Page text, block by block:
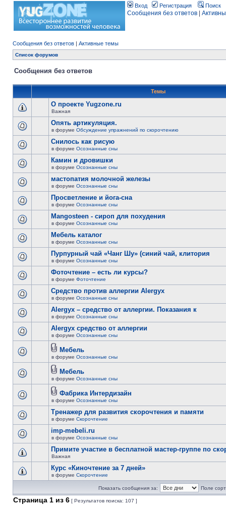
Вход Регистрация Поиск
Сообщения без ответов
Сообщения без ответов | Активные темы
Список форумов
Сообщения без ответов
Темы
О проекте Yugzone.ru
Важная
Опять артикуляция.
в форуме Обсуждение упражнений по скорочтению
Снилось как рисую
в форуме Осознанные сны
Камин и дровишки
в форуме Осознанные сны
мастопатия молочной железы
в форуме Осознанные сны
Просветление и йога-сна
в форуме Осознанные сны
Mangosteen - сироп для похудения
в форуме Осознанные сны
Мебель каталог
в форуме Осознанные сны
Пурпурный чай «Чанг Шу» (синий чай, клитория
в форуме Осознанные сны
Фоточтение – есть ли курсы?
в форуме Фоточтение
Cредство против аллергии Alergyx
в форуме Осознанные сны
Alergyx – средство от аллергии. Показания к
в форуме Осознанные сны
Alergyx средство от аллергии
в форуме Осознанные сны
Мебель
в форуме Осознанные сны
Мебель
в форуме Осознанные сны
Фабрика Интердизайн
в форуме Осознанные сны
Тренажер для развития скорочтения и памяти
в форуме Скорочтение
imp-mebeli.ru
в форуме Осознанные сны
Примите участие в бесплатной мастер-группе по
Важная
Курс «Киночтение за 7 дней»
в форуме Скорочтение
Показать сообщения за: Поле
Страница 1 из 6 [ Результатов поиска: 107 ]